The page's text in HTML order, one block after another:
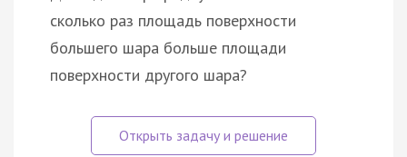
сколько раз площадь поверхности
большего шара больше площади
поверхности другого шара?